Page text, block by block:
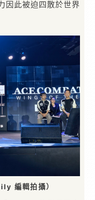
因此被迫四散於世界
編輯拍攝）